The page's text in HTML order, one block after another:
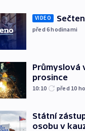
VIDEO
před 6hodinami
Průmyslová
prosince
10:10 před 10
Státní
osobu v